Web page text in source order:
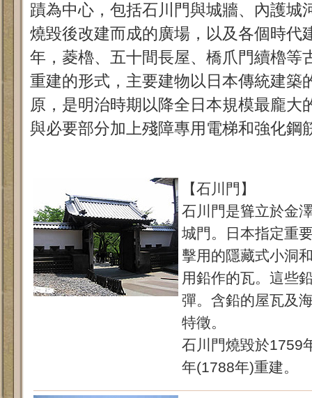
蹟為中心，包括石川門與城牆、內護城
燒毀後改建而成的廣場，以及各個時代
年，菱櫓、五十間長屋、橋爪門續櫓等
重建的形式，主要建物以日本傳統建築
原，是明治時期以降全日本規模最龐大
與必要部分加上殘障專用電梯和強化鋼
【石川門】
石川門是聳立於金
城門。日本指定重
擊用的隱藏式小洞
用鉛作的瓦。這些
彈。含鉛的屋瓦及
特徵。
石川門燒毀於1759
年(1788年)重建。